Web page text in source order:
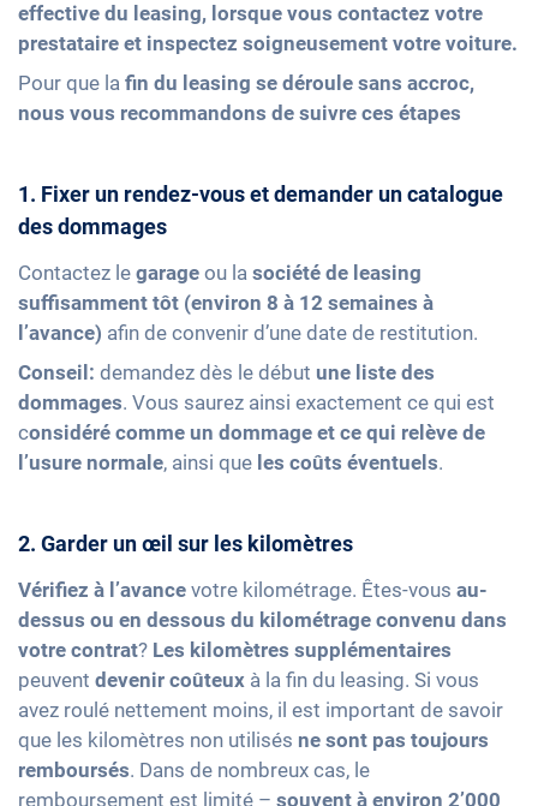
effective du leasing, lorsque vous contactez votre
prestataire et inspectez soigneusement votre voiture.
Pour que la fin du leasing se déroule sans accroc,
nous vous recommandons de suivre ces étapes
1. Fixer un rendez-vous et demander un catalogue
des dommages
Contactez le garage ou la société de leasing
suffisamment tôt (environ 8 à 12 semaines à
l’avance) afin de convenir d’une date de restitution.
Conseil: demandez dès le début une liste des
dommages. Vous saurez ainsi exactement ce qui est
considéré comme un dommage et ce qui relève de
l’usure normale, ainsi que les coûts éventuels.
2. Garder un œil sur les kilomètres
Vérifiez à l’avance votre kilométrage. Êtes-vous au-
dessus ou en dessous du kilométrage convenu dans
votre contrat? Les kilomètres supplémentaires
peuvent devenir coûteux à la fin du leasing. Si vous
avez roulé nettement moins, il est important de savoir
que les kilomètres non utilisés ne sont pas toujours
remboursés. Dans de nombreux cas, le
remboursement est limité – souvent à environ 2’000